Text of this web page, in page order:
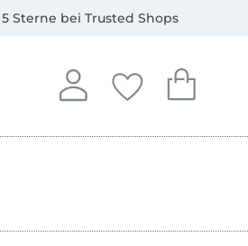
Sterne bei Trusted Shops
Anmelden
In deinem Konto
Deine
Du hast keine
Dein
Du hast